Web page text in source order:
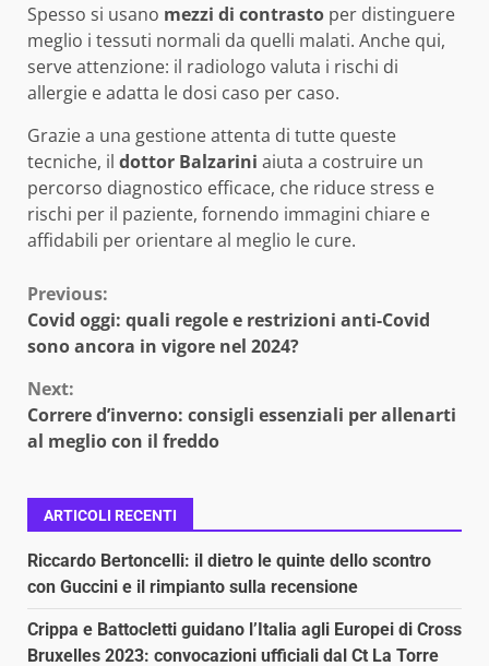
Spesso si usano mezzi di contrasto per distinguere
meglio i tessuti normali da quelli malati. Anche qui,
serve attenzione: il radiologo valuta i rischi di
allergie e adatta le dosi caso per caso.
Grazie a una gestione attenta di tutte queste
tecniche, il dottor Balzarini aiuta a costruire un
percorso diagnostico efficace, che riduce stress e
rischi per il paziente, fornendo immagini chiare e
affidabili per orientare al meglio le cure.
Continue
Reading
Previous:
Covid oggi: quali regole e restrizioni anti-Covid
sono ancora in vigore nel 2024?
Next:
Correre d’inverno: consigli essenziali per allenarti
al meglio con il freddo
ARTICOLI RECENTI
Riccardo Bertoncelli: il dietro le quinte dello scontro
con Guccini e il rimpianto sulla recensione
Crippa e Battocletti guidano l’Italia agli Europei di Cross
Bruxelles 2023: convocazioni ufficiali dal Ct La Torre